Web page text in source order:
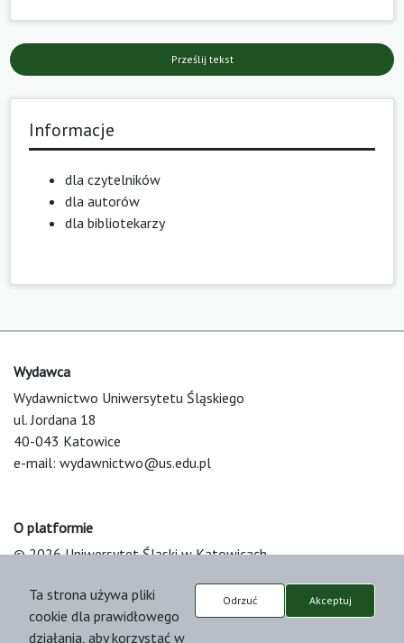
Prześlij tekst
Informacje
dla czytelników
dla autorów
dla bibliotekarzy
Wydawca
Wydawnictwo Uniwersytetu Śląskiego
ul. Jordana 18
40-043 Katowice
e-mail: wydawnictwo@us.edu.pl
O platformie
© 2026 Uniwersytet Śląski w Katowicach
Platform & Workflow by OJS/PKP
Ta strona używa pliki
cookie dla prawidłowego
działania, aby korzystać w
Odrzuć Akceptuj